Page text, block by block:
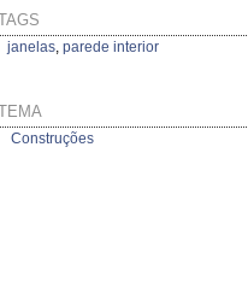
janelas, parede interior
Construções